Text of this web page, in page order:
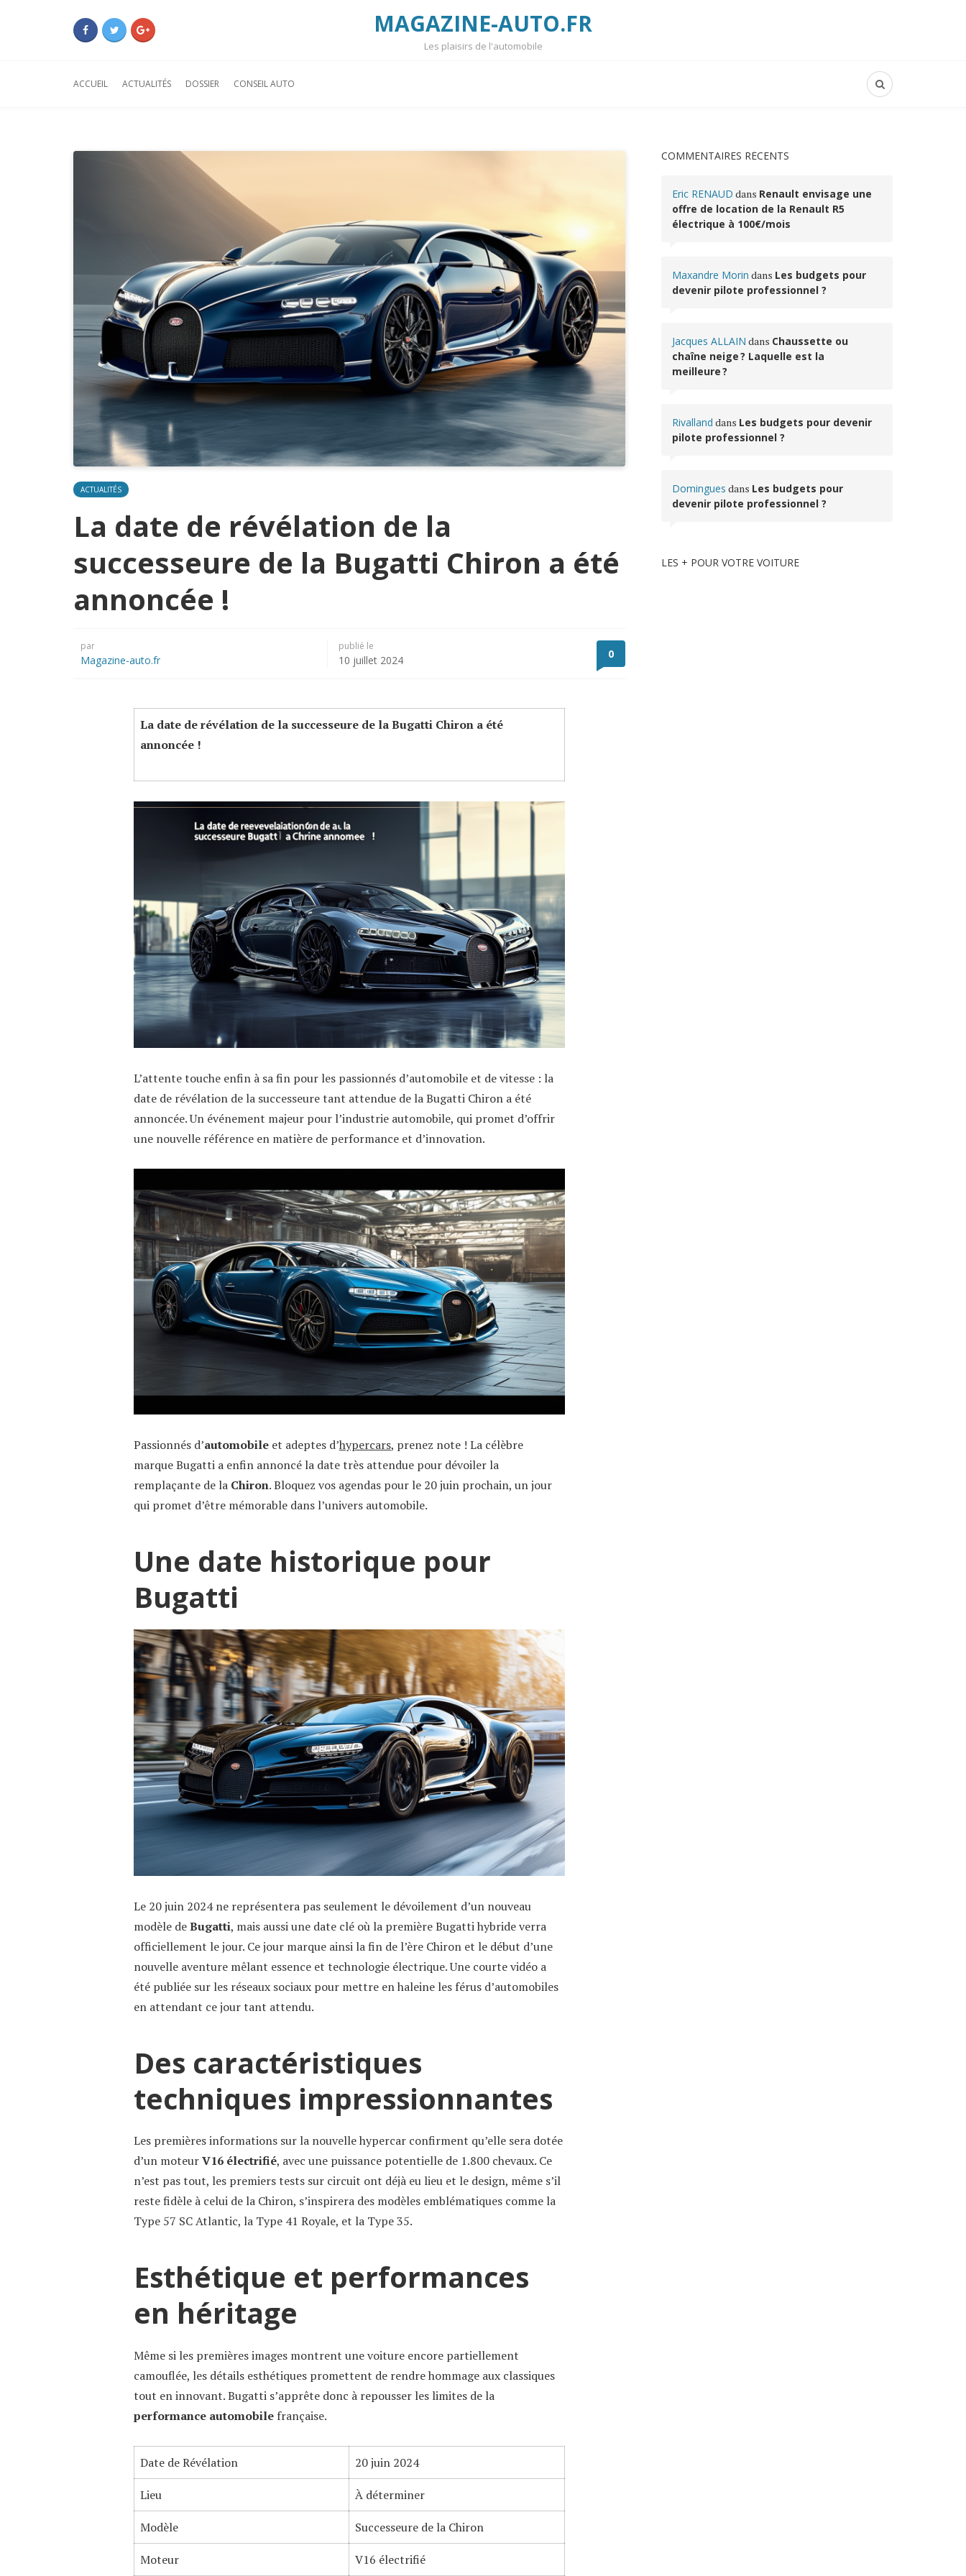
MAGAZINE-AUTO.FR
Les plaisirs de l'automobile
ACCUEIL ACTUALITÉS DOSSIER CONSEIL AUTO
ACTUALITÉS
La date de révélation de la
successeure de la Bugatti Chiron a été
annoncée !
par
Magazine-auto.fr
publié le
10 juillet 2024 0
La date de révélation de la successeure de la Bugatti Chiron a été
annoncée !
L’attente touche enfin à sa fin pour les passionnés d’automobile et de vitesse : la
date de révélation de la successeure tant attendue de la Bugatti Chiron a été
annoncée. Un événement majeur pour l’industrie automobile, qui promet d’offrir
une nouvelle référence en matière de performance et d’innovation.
Passionnés d’automobile et adeptes d’hypercars, prenez note ! La célèbre
marque Bugatti a enfin annoncé la date très attendue pour dévoiler la
remplaçante de la Chiron. Bloquez vos agendas pour le 20 juin prochain, un jour
qui promet d’être mémorable dans l’univers automobile.
Une date historique pour
Bugatti
Le 20 juin 2024 ne représentera pas seulement le dévoilement d’un nouveau
modèle deBugatti, mais aussi une date clé où la première Bugatti hybride verra
officiellement le jour. Ce jour marque ainsi la fin de l’ère Chiron et le début d’une
nouvelle aventure mêlant essence et technologie électrique. Une courte vidéo a
été publiée sur les réseaux sociaux pour mettre en haleine les férus d’automobiles
en attendant ce jour tant attendu.
Des caractéristiques
techniques impressionnantes
Les premières informations sur la nouvelle hypercar confirment qu’elle sera dotée
d’un moteurV16 électrifié, avec une puissance potentielle de 1.800 chevaux. Ce
n’est pas tout, les premiers tests sur circuit ont déjà eu lieu et le design, même s’il
reste fidèle à celui de la Chiron, s’inspirera des modèles emblématiques comme la
Type 57 SC Atlantic, la Type 41 Royale, et la Type 35.
Esthétique et performances
en héritage
Même si les premières images montrent une voiture encore partiellement
camouflée, les détails esthétiques promettent de rendre hommage aux classiques
tout en innovant. Bugatti s’apprête donc à repousser les limites de la
performance automobile française.
Date de Révélation 20 juin 2024
Lieu À déterminer
Modèle Successeure de la Chiron
Moteur V16 électrifié
COMMENTAIRES RÉCENTS
Eric RENAUD dans Renault envisage une
offre de location de la Renault R5
électrique à 100€/mois
Maxandre Morin dans Les budgets pour
devenir pilote professionnel ?
Jacques ALLAIN dans Chaussette ou
chaîne neige ? Laquelle est la
meilleure ?
Rivalland dans Les budgets pour devenir
pilote professionnel ?
Domingues dans Les budgets pour
devenir pilote professionnel ?
LES + POUR VOTRE VOITURE